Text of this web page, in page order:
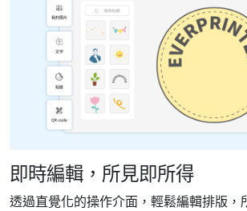
即時編輯，所見即所得
透過直覺化的操作介面，輕鬆編輯排版，